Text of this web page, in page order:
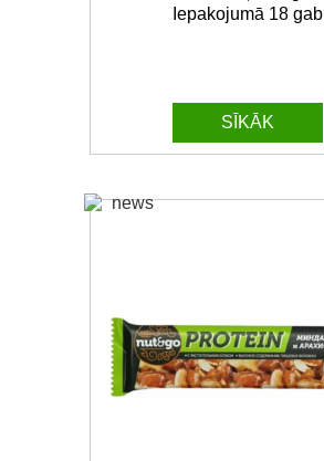
Iepakojumā 18 gab
SĪKĀK